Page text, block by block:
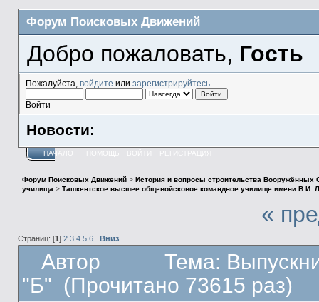
Форум Поисковых Движений
Добро пожаловать, Гость
Пожалуйста, войдите или зарегистрируйтесь.
Войти
Новости:
НАЧАЛО ПОМОЩЬ ВОЙТИ РЕГИСТРАЦИЯ
Форум Поисковых Движений> История и вопросы строительства Вооружённых
училища> Ташкентское высшее общевойсковое командное училище имени В.И.
«
Страниц: [1 ] 2 3 4 5 6 Вниз
Автор
Тема:
"Б" (Прочитано 73615 раз)